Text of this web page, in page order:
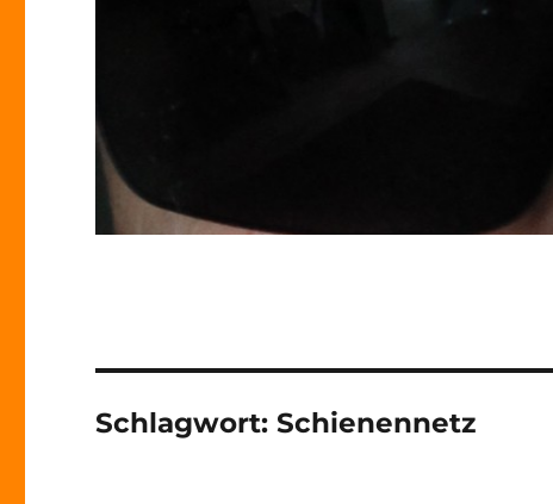
Schlagwort:Schienennetz